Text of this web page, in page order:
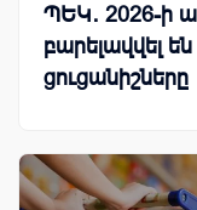
ՊԵԿ․ 2026-ի
բարելավվել
ցուցանիշները